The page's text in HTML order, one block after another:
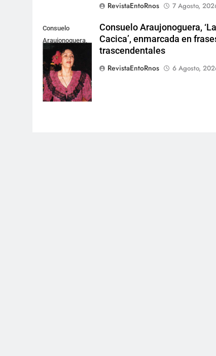
RevistaEntoRnos
7 Agosto,
Consuelo
Araujonoguera,
marcó el rumbo
de la música
vallenata.
Consuelo Araujonoguera, ‘La
Cacica’, enmarcada en
trascendentales
RevistaEntoRnos
6 Agosto,